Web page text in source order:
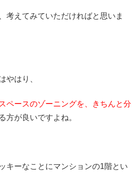
考えてみていただければと思いま
やはり、
ペースのゾーニングを、きちんと分
方が良いですよね。
キーなことにマンションの1階とい